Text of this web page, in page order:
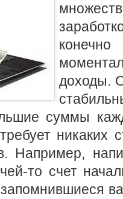
доходы.
суммы
никаких
Например,
то счет